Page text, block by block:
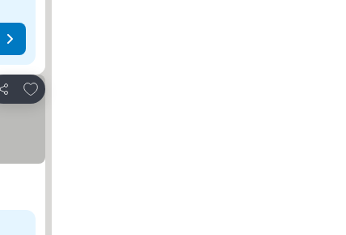
Teilen
Zu Favoriten hinzufügen